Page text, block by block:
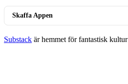
Skaffa Appen
Substack är hemmet för fantastisk kultur